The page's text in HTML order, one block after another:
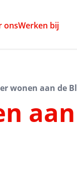
onsWerken bij
wonen aan de